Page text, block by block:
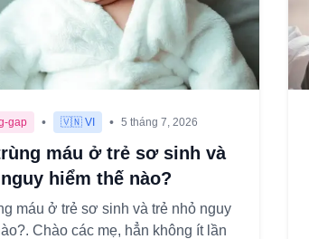
gap • 🇻🇳 VI • 5 tháng 7, 2026
máu ở trẻ sơ sinh và
hiểm thế nào?
máu ở trẻ sơ sinh và trẻ nhỏ nguy
Chào các mẹ, hẳn không ít lần